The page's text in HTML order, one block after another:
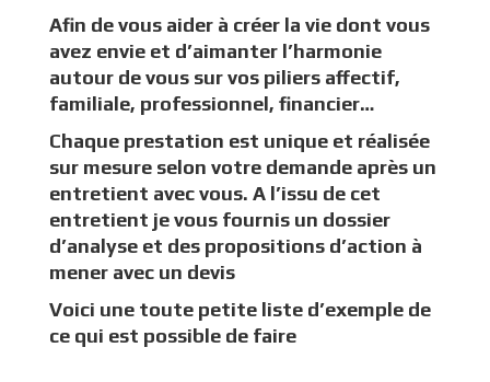
Afin de vous aider à créer la vie dont vous
avez envie et d’aimanter l’harmonie
autour de vous sur vos piliers affectif,
familiale, professionnel, financier…
Chaque prestation est unique et réalisée
sur mesure selon votre demande après un
entretient avec vous. A l’issu de cet
entretient je vous fournis un dossier
d’analyse et des propositions d’action à
mener avec un devis
Voici une toute petite liste d’exemple de
ce qui est possible de faire